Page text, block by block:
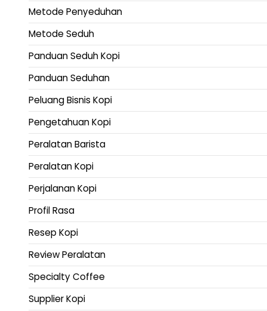
Metode Penyeduhan
Metode Seduh
Panduan Seduh Kopi
Panduan Seduhan
Peluang Bisnis Kopi
Pengetahuan Kopi
Peralatan Barista
Peralatan Kopi
Perjalanan Kopi
Profil Rasa
Resep Kopi
Review Peralatan
Specialty Coffee
Supplier Kopi